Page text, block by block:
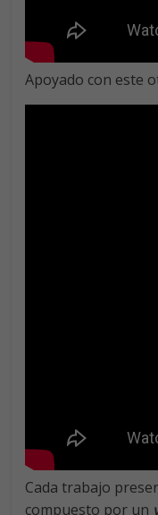
Apoyado con este
Cada trabajo
compuesto por un